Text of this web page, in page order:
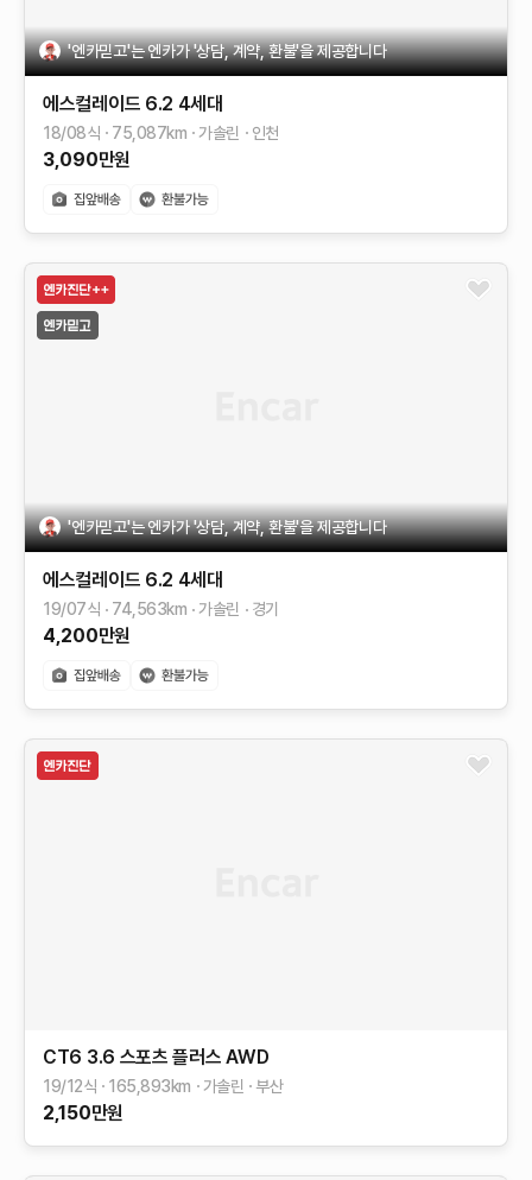
'엔카믿고'는 엔카가 '상담, 계약, 환불'을 제공합니다
에스컬레이드 6.2 4세대
18/08식 75,087km 가솔린 인천
3,090만원
'엔카믿고'는 엔카가 '상담, 계약, 환불'을 제공합니다
에스컬레이드 6.2 4세대
19/07식 74,563km 가솔린 경기
4,200만원
CT6 3.6 스포츠 플러스 AWD
19/12식 165,893km 가솔린 부산
2,150만원